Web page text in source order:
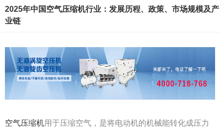
2025年中国空气压缩机行业：发展历程、政策、市场规模及产
业链
空气压缩机用于压缩空气，是将电动机的机械能转化成压力